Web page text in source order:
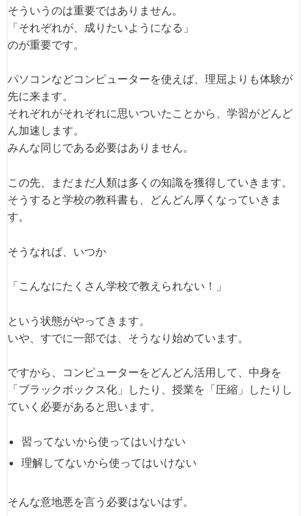
そういうのは重要ではありません。
「それぞれが、成りたいようになる」
のが重要です。
パソコンなどコンピューターを使えば、理屈よりも体験が
先に来ます。
それぞれがそれぞれに思いついたことから、学習がどんど
ん加速します。
みんな同じである必要はありません。
この先、まだまだ人類は多くの知識を獲得していきます。
そうすると学校の教科書も、どんどん厚くなっていきま
す。
そうなれば、いつか
「こんなにたくさん学校で教えられない！」
という状態がやってきます。
いや、すでに一部では、そうなり始めています。
ですから、コンピューターをどんどん活用して、中身を
「ブラックボックス化」したり、授業を「圧縮」したりし
ていく必要があると思います。
習ってないから使ってはいけない
理解してないから使ってはいけない
そんな意地悪を言う必要はないはず。